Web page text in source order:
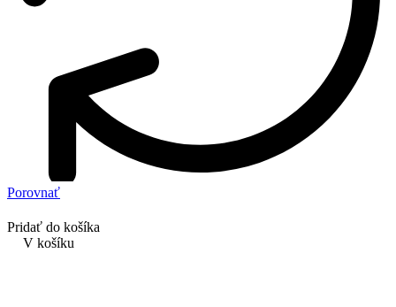
Porovnať
Pridať do košíka
V košíku